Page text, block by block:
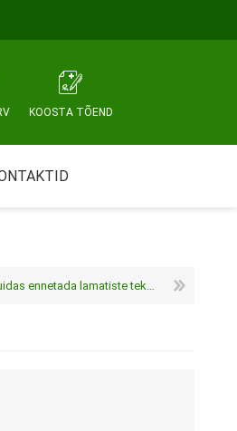
KOOSTA TÕEND
Tallinn, Mustamäe tee Kuidas ennetada lamatiste tekkimist?